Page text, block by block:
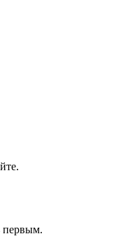
первым.